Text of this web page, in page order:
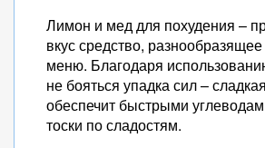
Лимон и мед для похудения –
вкус средство,
меню. Благодаря
не бояться упадка сил –
обеспечит быстрыми
тоски по сладостям.